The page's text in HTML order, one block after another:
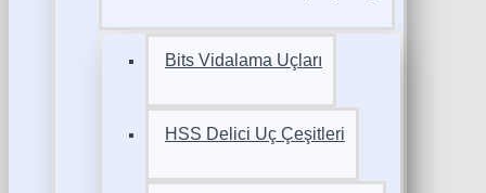
Bits Vidalama Uçları
HSS Delici Uç Çeşitleri